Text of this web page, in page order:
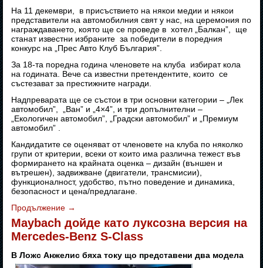
На 11 декември, в присъствието на някои медии и някои
представители на автомобилния свят у нас, на церемония по
награждаването, която ще се проведе в хотел „Балкан”, ще
станат известни избраните за победители в поредния
конкурс на „Прес Авто Клуб България”.
За 18-та поредна година членовете на клуба избират кола
на годината. Вече са известни претендентите, които се
състезават за престижните награди.
Надпреварата ще се състои в три основни категории – „Лек
автомобил”, „Ван” и „4×4”, и три допълнителни –
„Екологичен автомобил”, „Градски автомобил” и „Премиум
автомобил” .
Кандидатите се оценяват от членовете на клуба по няколко
групи от критерии, всеки от които има различна тежест във
формирането на крайната оценка – дизайн (външен и
вътрешен), задвижване (двигатели, трансмисии),
функционалност, удобство, пътно поведение и динамика,
безопасност и цена/предлагане.
Продължение →
Maybach дойде като луксозна версия на
Mercedes-Benz S-Class
В Ложс Анжелис бяха току що представени два модела